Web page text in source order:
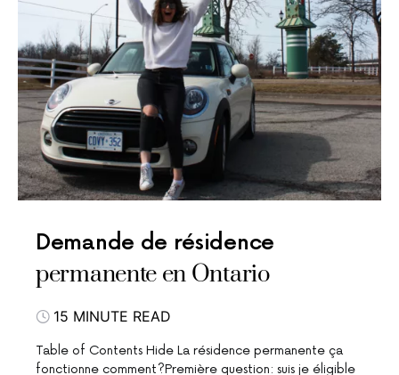
Demande de résidence
permanente en Ontario
15 MINUTE READ
Table of Contents Hide La résidence permanente ça
fonctionne comment?Première question: suis je éligible